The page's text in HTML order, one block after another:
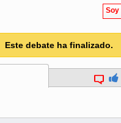
Soy
Este debate ha finalizado.